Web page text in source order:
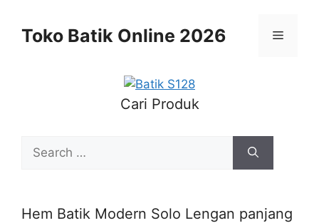
contentToko Batik Online 2026 Menu
Cari Produk
for:
Hem Batik Modern Solo Lengan panjang